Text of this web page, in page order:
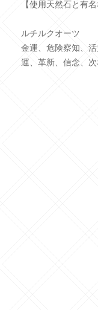
【使用天然石と有
ルチルクオーツ
金運、危険察知、
運、革新、信念、